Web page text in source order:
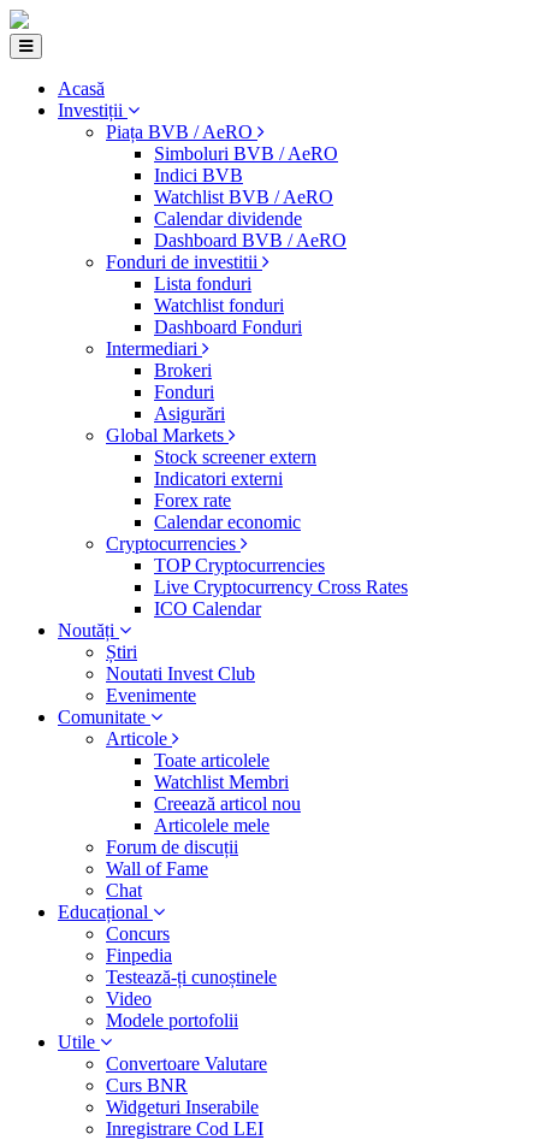
Acasă
Investiții
Piața BVB / AeRO
Simboluri BVB / AeRO
Indici BVB
Watchlist BVB / AeRO
Calendar dividende
Dashboard BVB / AeRO
Fonduri de investitii
Lista fonduri
Watchlist fonduri
Dashboard Fonduri
Intermediari
Brokeri
Fonduri
Asigurări
Global Markets
Stock screener extern
Indicatori externi
Forex rate
Calendar economic
Cryptocurrencies
TOP Cryptocurrencies
Live Cryptocurrency Cross Rates
ICO Calendar
Noutăți
Știri
Noutati Invest Club
Evenimente
Comunitate
Articole
Toate articolele
Watchlist Membri
Creează articol nou
Articolele mele
Forum de discuții
Wall of Fame
Chat
Educațional
Concurs
Finpedia
Testează-ți cunoștinele
Video
Modele portofolii
Utile
Convertoare Valutare
Curs BNR
Widgeturi Inserabile
Inregistrare Cod LEI